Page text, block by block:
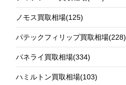
ノモス買取相場(125)
パテックフィリップ買取相場(228)
パネライ買取相場(334)
ハミルトン買取相場(103)